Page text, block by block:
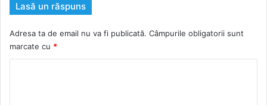
Lasă un răspuns
Adresa ta de email nu va fi publicată. Câmpurile obligatorii sunt
marcate cu *